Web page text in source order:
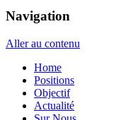
Navigation
Aller au contenu
Home
Positions
Objectif
Actualité